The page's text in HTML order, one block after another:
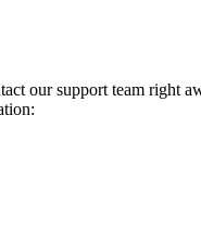
our support team right